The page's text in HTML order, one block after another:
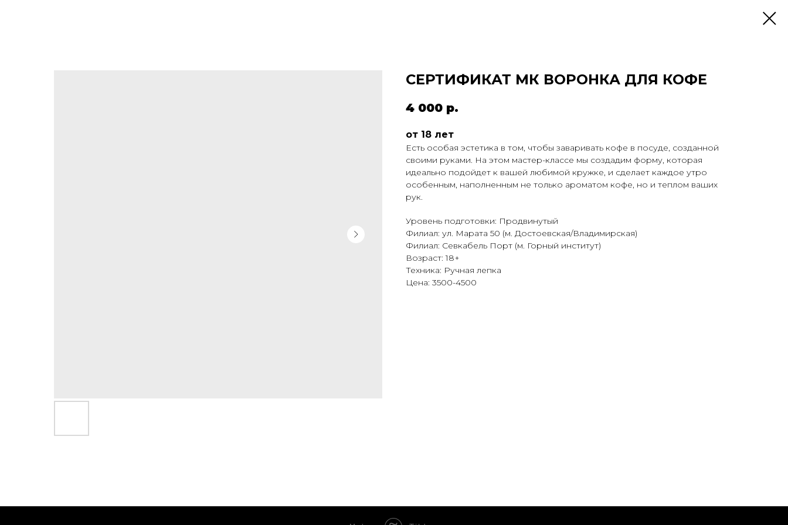
СЕРТИФИКАТ МК ВОРОНКА ДЛЯ КОФЕ
4 000 р.
от 18 лет
Есть особая эстетика в том, чтобы заваривать кофе в посуде, созданной
своими руками. На этом мастер-классе мы создадим форму, которая
идеально подойдет к вашей любимой кружке, и сделает каждое утро
особенным, наполненным не только ароматом кофе, но и теплом ваших
рук.
Уровень подготовки: Продвинутый
Филиал: ул. Марата 50 (м. Достоевская/Владимирская)
Филиал: Севкабель Порт (м. Горный институт)
Возраст: 18+
Техника: Ручная лепка
Цена: 3500-4500